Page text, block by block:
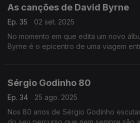
As canções de David Byrne
Ep. 35
02 set. 2025
No momento em que edita um novo
Byrne é o epicentro de uma viagem
Sérgio Godinho 80
Ep. 34
25 ago. 2025
Nos 80 anos de Sérgio Godinho